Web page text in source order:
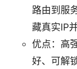
路由到服
藏真实IP
优点：高
好、可解